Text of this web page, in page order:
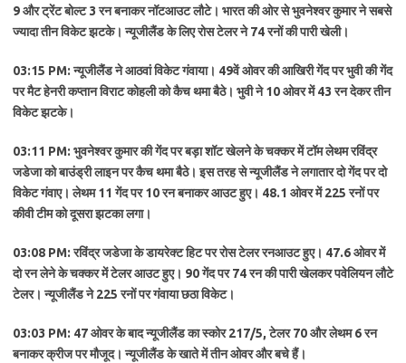
9 और ट्रेंट बोल्ट 3 रन बनाकर नॉटआउट लौटे। भारत की ओर से भुवनेश्वर कुमार ने सबसे
ज्यादा तीन विकेट झटके। न्यूजीलैंड के लिए रोस टेलर ने 74 रनों की पारी खेली।
03:15 PM: न्यूजीलैंड ने आठवां विकेट गंवाया। 49वें ओवर की आखिरी गेंद पर भुवी की गेंद
पर मैट हेनरी कप्तान विराट कोहली को कैच थमा बैठे। भुवी ने 10 ओवर में 43 रन देकर तीन
विकेट झटके।
03:11 PM: भुवनेश्वर कुमार की गेंद पर बड़ा शॉट खेलने के चक्कर में टॉम लेथम रविंद्र
जडेजा को बाउंड्री लाइन पर कैच थमा बैठे। इस तरह से न्यूजीलैंड ने लगातार दो गेंद पर दो
विकेट गंवाए। लेथम 11 गेंद पर 10 रन बनाकर आउट हुए। 48.1 ओवर में 225 रनों पर
कीवी टीम को दूसरा झटका लगा।
03:08 PM: रविंद्र जडेजा के डायरेक्ट हिट पर रोस टेलर रनआउट हुए। 47.6 ओवर में
दो रन लेने के चक्कर में टेलर आउट हुए। 90 गेंद पर 74 रन की पारी खेलकर पवेलियन लौटे
टेलर। न्यूजीलैंड ने 225 रनों पर गंवाया छठा विकेट।
03:03 PM: 47 ओवर के बाद न्यूजीलैंड का स्कोर 217/5, टेलर 70 और लेथम 6 रन
बनाकर क्रीज पर मौजूद। न्यूजीलैंड के खाते में तीन ओवर और बचे हैं।